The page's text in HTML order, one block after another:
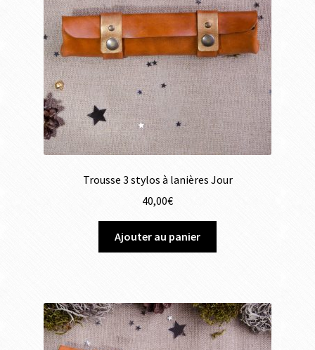
Trousse 3 stylos à lanières Jour
40,00€
Ajouter au panier